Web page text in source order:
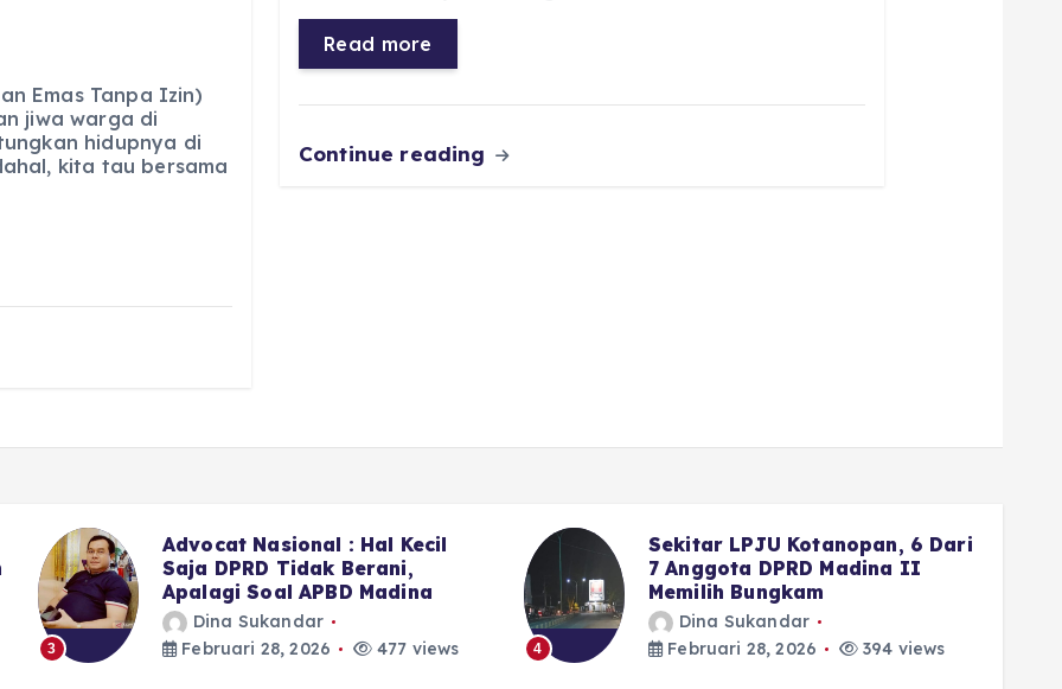
Emas Tanpa Izin)
jiwa warga di
hidupnya di
kita tau bersama
o
k
p
Read more
Continue reading
Sekitar LPJU Kotanopan, 6 Dari
7 Anggota DPRD Madina II
Memilih Bungkam
Dina Sukandar
Februari 28, 2026
394 views
Wako Fadly Amran Siapkan
Reward Umrah bagi Pelajar
yang Istiqamah ke Masjid
Dina Sukandar
Februari 28, 2026
335 views